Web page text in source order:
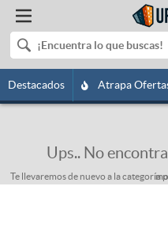
Destacados Atrapa
Ups.. No
Te llevaremos de nuevo